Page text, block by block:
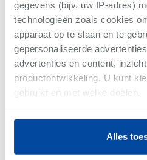
gegevens (bijv. uw IP-adres)
technologieën zoals cookies
apparaat op te slaan en te
gepersonaliseerde
advertenties en content,
productontwikkeling. U kunt
gebruikt en met welke doelen.
Als u het toestaat, willen we
Informatie verzamelen
locatie, die tot een paar
Alles
Tielt-Appartement
Bew. Opp. 131 m²